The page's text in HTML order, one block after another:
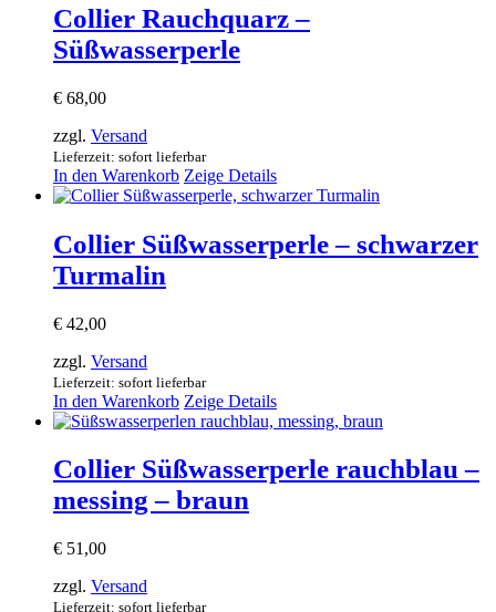
Collier Rauchquarz –
Süßwasserperle
€ 68,00
zzgl. Versand
Lieferzeit: sofort lieferbar
In den Warenkorb Zeige Details
Collier Süßwasserperle – schwarzer
Turmalin
€ 42,00
zzgl. Versand
Lieferzeit: sofort lieferbar
In den Warenkorb Zeige Details
Collier Süßwasserperle rauchblau –
messing – braun
€ 51,00
zzgl. Versand
Lieferzeit: sofort lieferbar